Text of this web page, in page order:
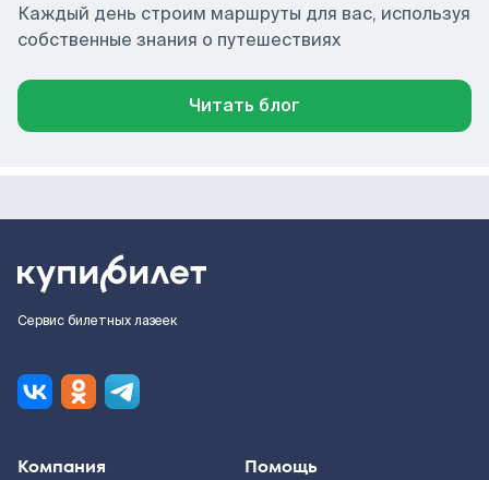
Каждый день строим маршруты для вас, используя
собственные знания о путешествиях
Читать блог
Сервис билетных лазеек
Компания Помощь